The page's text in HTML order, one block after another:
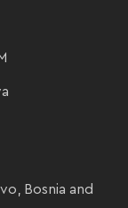
Bosnia and